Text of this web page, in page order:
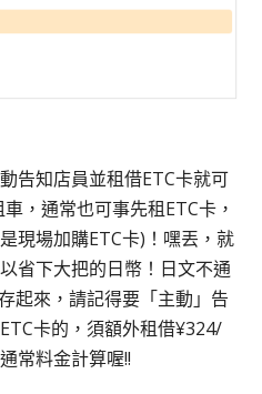
告知店員並租借ETC卡就可
，通常也可事先租ETC卡，
現場加購ETC卡)！嘿丟，就
省下大把的日幣！日文不通
起來，請記得要「主動」告
卡的，須額外租借¥324/
常料金計算喔!!